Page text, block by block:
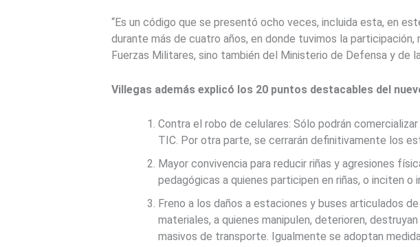
“Es un código que se presentó ocho veces, incluida esta, en
durante más de cuatro años, en donde tuvimos la
Fuerzas Militares, sino también del Ministerio de Defensa y de
Villegas además explicó los 20 puntos destacables del
Contra el robo de celulares: Sólo podrán
TIC. Por otra parte, se cerrarán definitivamente los
Mayor convivencia para reducir riñas y agresiones
pedagógicas a quienes participen en riñas, o inciten
Freno a los daños a estaciones y buses articulados
materiales, a quienes manipulen, deterioren,
masivos de transporte. Igualmente se adoptan